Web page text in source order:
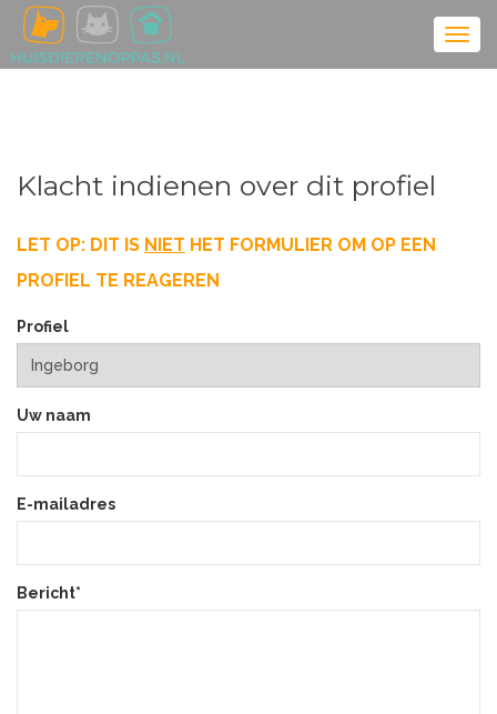
Klacht indienen over dit profiel
LET OP: DIT IS NIET HET FORMULIER OM OP EEN
PROFIEL TE REAGEREN
Profiel
Uw naam
E-mailadres
Bericht*